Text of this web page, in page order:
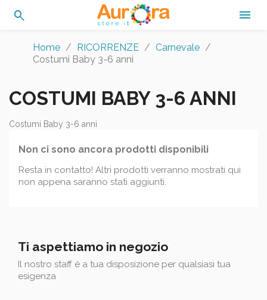
search 
Home RICORRENZE
Carnevale
Costumi Baby 3-6 anni
COSTUMI BABY 3-6 ANNI
Costumi Baby 3-6 anni
Non ci sono ancora prodotti disponibili
Resta in contatto! Altri prodotti verranno mostrati qui
non appena saranno stati aggiunti.
Ti aspettiamo in negozio
Il nostro staff è a tua disposizione per qualsiasi tua
esigenza